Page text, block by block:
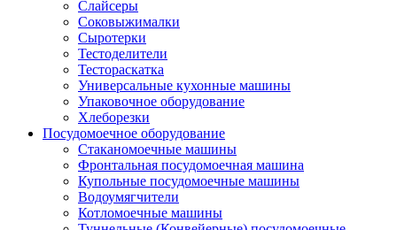
Слайсеры
Соковыжималки
Сыротерки
Тестоделители
Тестораскатка
Универсальные кухонные машины
Упаковочное оборудование
Хлеборезки
Посудомоечное оборудование
Стаканомоечные машины
Фронтальная посудомоечная машина
Купольные посудомоечные машины
Водоумягчители
Котломоечные машины